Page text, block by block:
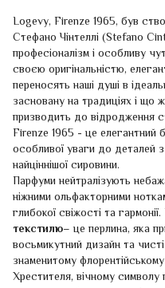
Logevy, Firenze 1965, був
Стефано Чінтеллі (Stefano
професіоналізм і особливу
своєю оригінальністю,
переносять наші душі в
засновану на традиціях і що
призводить до відродження
Firenze 1965 - це елегантний
особливої уваги до деталей
найціннішої сировини.
Парфуми нейтралізують
ніжними ольфакторними
глибокої свіжості та
текстилю– це перлина, яка
восьмикутний дизайн та чисті
знаменитому
Хрестителя, вічному символу